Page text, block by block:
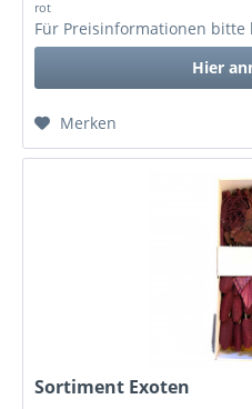
rot
Für Preisinformationen bitte
Hier
Merken
Sortiment Exoten